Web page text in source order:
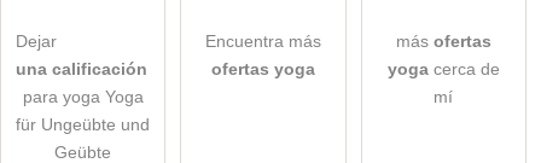
hacer una pregunta pública
Nota: tenga en cuenta que las preguntas públicas son
para todos los visitantes
Dejar
una calificación
para yoga Yoga
für Ungeübte und
Geübte
Encuentra más
ofertas yoga
más ofertas
yogacerca de
mí